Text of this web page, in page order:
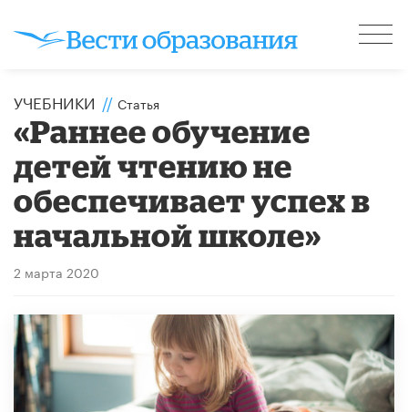
УЧЕБНИКИ // Статья
«Раннее обучение
детей чтению не
обеспечивает успех в
начальной школе»
2 марта 2020